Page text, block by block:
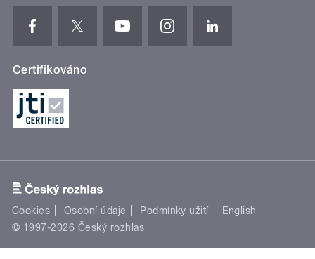
Certifikováno
Cookies Osobní údaje Podmínky užití
English
© 1997-2026 Český rozhlas